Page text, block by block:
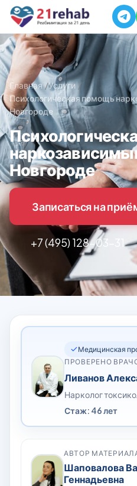
Главная Услуги
Психологическая помощь
Новгороде
Новгороде
Записаться на
+7 (495) 128-03-31
Медицинская
ПРОВЕРЕНО
Ливанов
Нарколог
Стаж: 46 лет
АВТОР
Шаповалова
Геннадьевна